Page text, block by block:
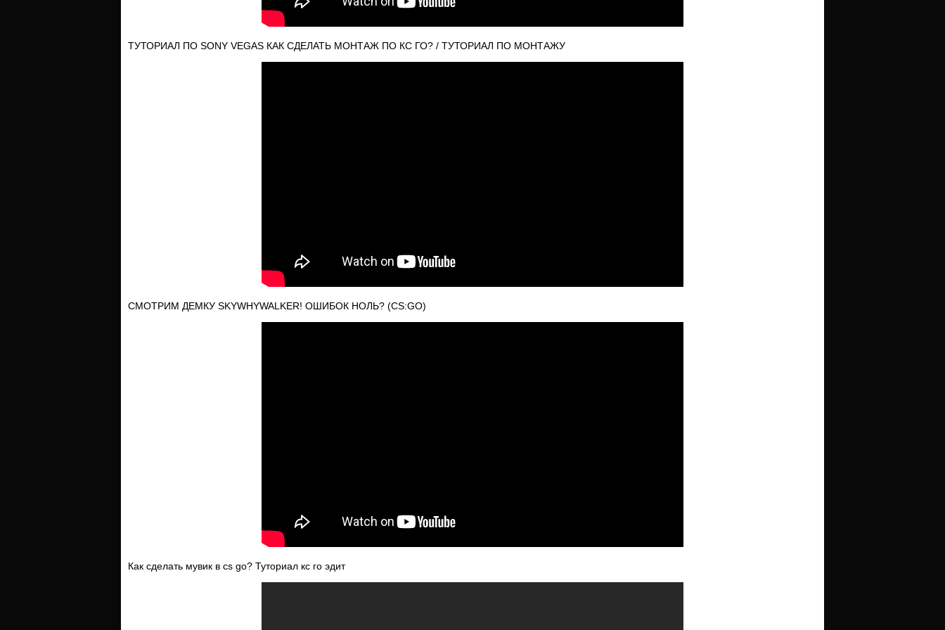
ТУТОРИАЛ ПО SONY VEGAS КАК СДЕЛАТЬ МОНТАЖ ПО КС ГО? / ТУТОРИАЛ ПО МОНТАЖУ
СМОТРИМ ДЕМКУ SKYWHYWALKER! ОШИБОК НОЛЬ? (CS:GO)
Как сделать мувик в cs go? Туториал кс го эдит